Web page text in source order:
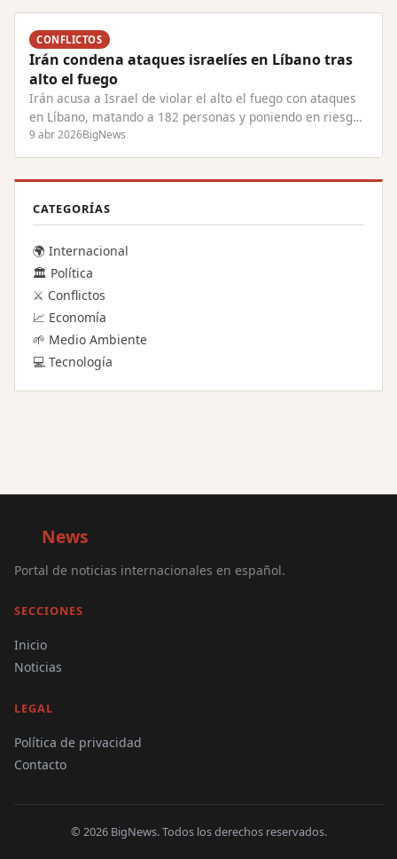
CONFLICTOS
Irán condena ataques israelíes en Líbano tras
alto el fuego
Irán acusa a Israel de violar el alto el fuego con ataques
en Líbano, matando a 182 personas y poniendo en riesgo
las negociaciones de paz.
9 abr 2026BigNews
CATEGORÍAS
🌍 Internacional
🏛️ Política
⚔️ Conflictos
📈 Economía
🌱 Medio Ambiente
💻 Tecnología
News
Portal de noticias internacionales en español.
SECCIONES
Inicio
Noticias
LEGAL
Política de privacidad
Contacto
© 2026 BigNews. Todos los derechos reservados.